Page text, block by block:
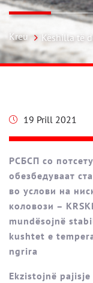
Kreu Këshilla të
19 Prill 2021
РСБСП со
обезбедуваат
во услови на
коловози –
mundësojnë
kushtet e
ngrira
Ekzistojnë